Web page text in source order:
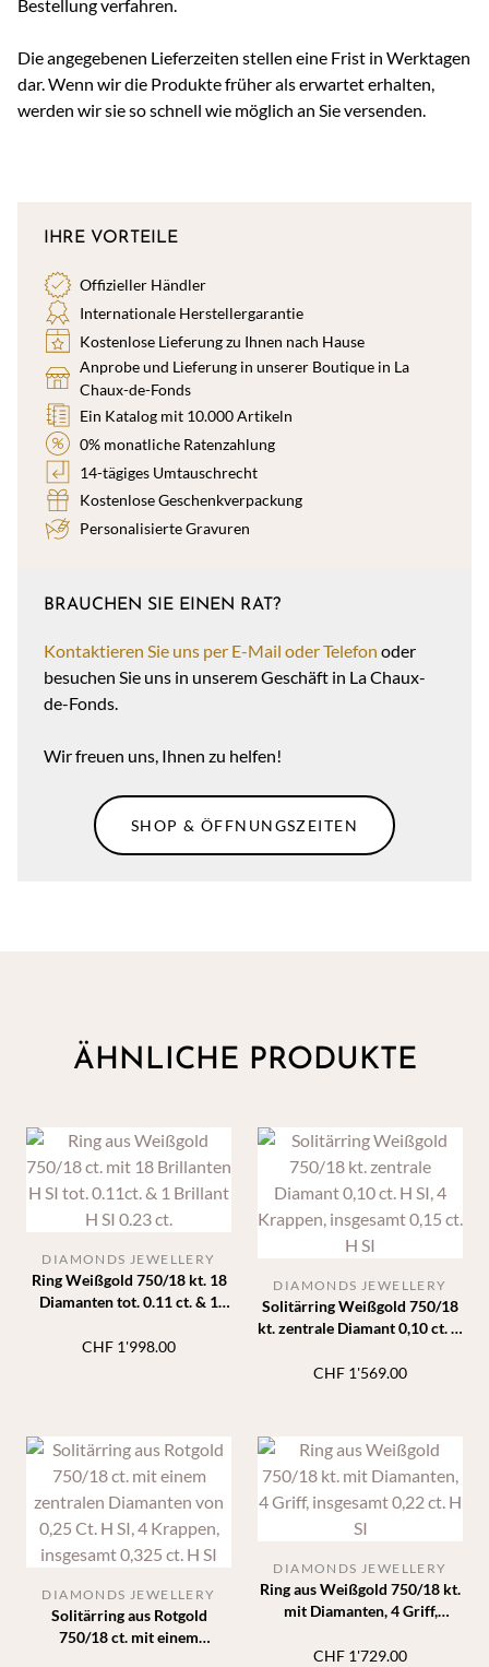
Bestellung verfahren.
Die angegebenen Lieferzeiten stellen eine Frist in Werktagen
dar. Wenn wir die Produkte früher als erwartet erhalten,
werden wir sie so schnell wie möglich an Sie versenden.
IHRE VORTEILE
Offizieller Händler
Internationale Herstellergarantie
Kostenlose Lieferung zu Ihnen nach Hause
Anprobe und Lieferung in unserer Boutique in La
Chaux-de-Fonds
Ein Katalog mit 10.000 Artikeln
0% monatliche Ratenzahlung
14-tägiges Umtauschrecht
Kostenlose Geschenkverpackung
Personalisierte Gravuren
BRAUCHEN SIE EINEN RAT?
Kontaktieren Sie uns per E-Mail oder Telefon oder
besuchen Sie uns in unserem Geschäft in La Chaux-
de-Fonds.
Wir freuen uns, Ihnen zu helfen!
SHOP & ÖFFNUNGSZEITEN
ÄHNLICHE PRODUKTE
Ring Weißgold 750/18 kt. 18
Diamanten tot. 0.11 ct. & 1
DIAMONDS JEWELLERY
CHF 1'998.00
Solitärring Weißgold 750/18
kt. zentrale Diamant 0,10 ct. H
ct. H SI
DIAMONDS JEWELLERY
CHF 1'569.00
Solitärring aus Rotgold
750/18 ct. mit einem
DIAMONDS JEWELLERY
Ring aus Weißgold 750/18 kt.
mit Diamanten, 4 Griff,
DIAMONDS JEWELLERY
CHF 1'729.00